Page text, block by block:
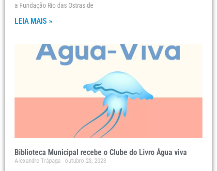
a Fundação Rio das Ostras de
LEIA MAIS »
Biblioteca Municipal recebe o Clube do Livro Água viva
Alexandre Trápaga outubro 23, 2023